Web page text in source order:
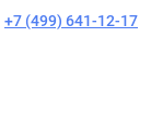
+7 (499) 641-12-17